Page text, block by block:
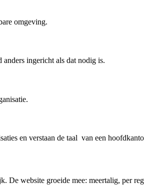
omgeving.
ingericht als dat nodig is.
en verstaan de taal van een
website groeide mee: meertalig, per